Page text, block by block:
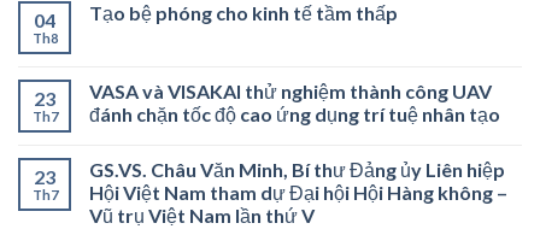
04
Th8
Tạo bệ phóng cho kinh tế tầm thấp
23
Th7
VASA và VISAKAI thử nghiệm thành công UAV
đánh chặn tốc độ cao ứng dụng trí tuệ nhân tạo
23
Th7
GS.VS. Châu Văn Minh, Bí thư Đảng ủy Liên hiệp
Hội Việt Nam tham dự Đại hội Hội Hàng không –
Vũ trụ Việt Nam lần thứ V